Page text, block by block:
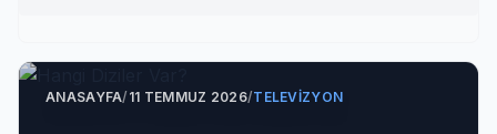
ANASAYFA/11 TEMMUZ 2026/TELEVIZYON